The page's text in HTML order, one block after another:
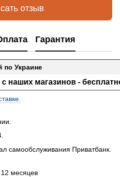
отзыв
Гарантия
по Украине
наших магазинов -
самообслуживания Приватбанк.
12 месяцев